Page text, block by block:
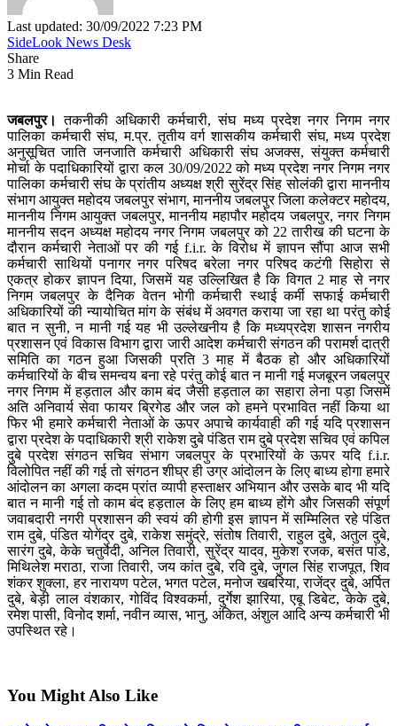
Last updated: 30/09/2022 7:23 PM
SideLook News Desk
Share
3 Min Read
जबलपुर। तकनीकी अधिकारी कर्मचारी, संघ मध्य प्रदेश नगर निगम नगर
पालिका कर्मचारी संघ, म.प्र. तृतीय वर्ग शासकीय कर्मचारी संघ, मध्य प्रदेश
अनुसूचित जाति जनजाति कर्मचारी अधिकारी संघ अजक्स, संयुक्त कर्मचारी
मोर्चा के पदाधिकारियों द्वारा कल 30/09/2022 को मध्य प्रदेश नगर निगम नगर
पालिका कर्मचारी संघ के प्रांतीय अध्यक्ष श्री सुरेंद्र सिंह सोलंकी द्वारा माननीय
संभाग आयुक्त महोदय जबलपुर संभाग, माननीय जबलपुर जिला कलेक्टर महोदय,
माननीय निगम आयुक्त जबलपुर, माननीय महापौर महोदय जबलपुर, नगर निगम
माननीय सदन अध्यक्ष महोदय नगर निगम जबलपुर को 22 तारीख की घटना के
दौरान कर्मचारी नेताओं पर की गई f.i.r. के विरोध में ज्ञापन सौंपा आज सभी
कर्मचारी साथियों पनागर नगर परिषद बरेला नगर परिषद कटंगी सिहोरा से
एकत्र होकर ज्ञापन दिया, जिसमें यह उल्लिखित है कि विगत 2 माह से नगर
निगम जबलपुर के दैनिक वेतन भोगी कर्मचारी स्थाई कर्मी सफाई कर्मचारी
अधिकारियों की न्यायोचित मांग के संबंध में अवगत कराया जा रहा था परंतु कोई
बात न सुनी, न मानी गई यह भी उल्लेखनीय है कि मध्यप्रदेश शासन नगरीय
प्रशासन एवं विकास विभाग द्वारा जारी आदेश कर्मचारी संगठन की परामर्श दात्री
समिति का गठन हुआ जिसकी प्रति 3 माह में बैठक हो और अधिकारियों
कर्मचारियों के बीच समन्वय बना रहे परंतु कोई बात न मानी गई मजबूरन जबलपुर
नगर निगम में हड़ताल और काम बंद जैसी हड़ताल का सहारा लेना पड़ा जिसमें
अति अनिवार्य सेवा फायर ब्रिगेड और जल को हमने प्रभावित नहीं किया था
फिर भी हमारे कर्मचारी नेताओं के ऊपर अपाचे कार्यवाही की गई यदि प्रशासन
द्वारा प्रदेश के पदाधिकारी श्री राकेश दुबे पंडित राम दुबे प्रदेश सचिव एवं कपिल
दुबे प्रदेश संगठन सचिव संभाग जबलपुर के प्रभारियों के ऊपर यदि f.i.r.
विलोपित नहीं की गई तो संगठन शीघ्र ही उग्र आंदोलन के लिए बाध्य होगा हमारे
आंदोलन का अगला कदम प्रांत व्यापी हस्ताक्षर अभियान और उसके बाद भी यदि
बात न मानी गई तो काम बंद हड़ताल के लिए हम बाध्य होंगे और जिसकी संपूर्ण
जवाबदारी नगरी प्रशासन की स्वयं की होगी इस ज्ञापन में सम्मिलित रहे पंडित
राम दुबे, पंडित योगेंद्र दुबे, राकेश समुंद्रे, संतोष तिवारी, राहुल दुबे, अतुल दुबे,
सारंग दुबे, केके चतुर्वेदी, अनिल तिवारी, सुरेंद्र यादव, मुकेश रजक, बसंत पांडे,
मिथिलेश मराठा, राजा तिवारी, जय कांत दुबे, रवि दुबे, जुगल सिंह राजपूत, शिव
शंकर शुक्ला, हर नारायण पटेल, भगत पटेल, मनोज खबरिया, राजेंद्र दुबे, अर्पित
दुबे, बेड़ी लाल वंशकार, गोविंद विश्वकर्मा, दुर्गेश झारिया, एबू डिबेट, केके दुबे,
रमेश पासी, विनोद शर्मा, नवीन व्यास, भानु, अंकित, अंशुल आदि अन्य कर्मचारी भी
उपस्थित रहे।
You Might Also Like